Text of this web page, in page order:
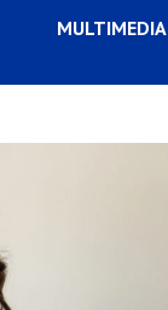
MULTIMEDIA